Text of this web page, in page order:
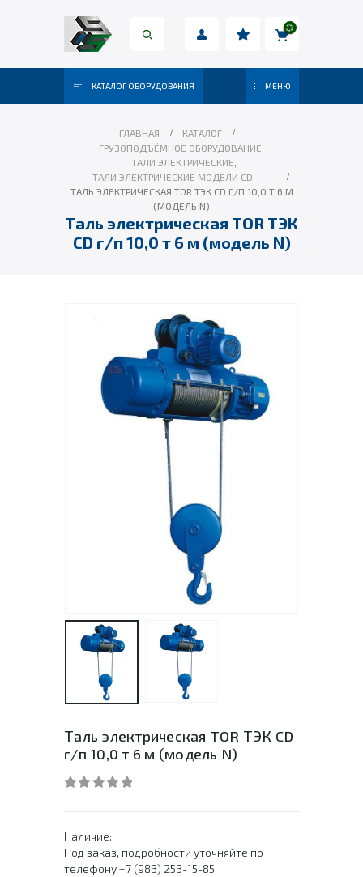
КАТАЛОГ ОБОРУДОВАНИЯ МЕНЮ
ГЛАВНАЯ
КАТАЛОГ
ГРУЗОПОДЪЁМНОЕ ОБОРУДОВАНИЕ
ТАЛИ ЭЛЕКТРИЧЕСКИЕ
ТАЛИ ЭЛЕКТРИЧЕСКИЕ МОДЕЛИ CD
ТАЛЬ ЭЛЕКТРИЧЕСКАЯ TOR ТЭК CD Г/П 10,0 Т 6 М
(МОДЕЛЬ N)
Таль электрическая TOR ТЭК
CD г/п 10,0 т 6 м (модель N)
Таль электрическая TOR ТЭК CD
г/п 10,0 т 6 м (модель N)
Наличие:
Под заказ, подробности уточняйте по
телефону +7 (983) 253-15-85